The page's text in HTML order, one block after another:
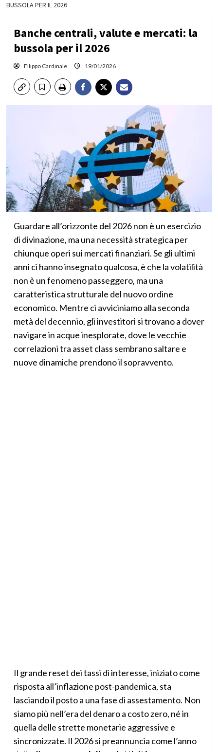
BUSSOLA PER IL 2026
Banche centrali, valute e mercati: la
bussola per il 2026
Filippo Cardinale 19/01/2026
Guardare all’orizzonte del 2026 non è un esercizio
di divinazione, ma una necessità strategica per
chiunque operi sui mercati finanziari. Se gli ultimi
anni ci hanno insegnato qualcosa, è che la volatilità
non è un fenomeno passeggero, ma una
caratteristica strutturale del nuovo ordine
economico. Mentre ci avviciniamo alla seconda
metà del decennio, gli investitori si trovano a dover
navigare in acque inesplorate, dove le vecchie
correlazioni tra asset class sembrano saltare e
nuove dinamiche prendono il sopravvento.
Il grande reset dei tassi di interesse, iniziato come
risposta all’inflazione post-pandemica, sta
lasciando il posto a una fase di assestamento. Non
siamo più nell’era del denaro a costo zero, né in
quella delle strette monetarie aggressive e
sincronizzate. Il 2026 si preannuncia come l’anno